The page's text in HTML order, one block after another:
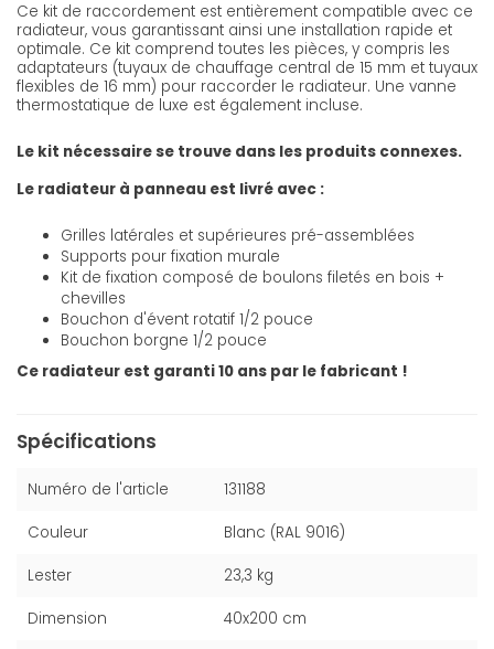
Ce kit de raccordement est entièrement compatible avec ce
radiateur, vous garantissant ainsi une installation rapide et
optimale. Ce kit comprend toutes les pièces, y compris les
adaptateurs (tuyaux de chauffage central de 15 mm et tuyaux
flexibles de 16 mm) pour raccorder le radiateur. Une vanne
thermostatique de luxe est également incluse.
Le kit nécessaire se trouve dans les produits connexes.
Le radiateur à panneau est livré avec :
Grilles latérales et supérieures pré-assemblées
Supports pour fixation murale
Kit de fixation composé de boulons filetés en bois +
chevilles
Bouchon d'évent rotatif 1/2 pouce
Bouchon borgne 1/2 pouce
Ce radiateur est garanti 10 ans par le fabricant !
Spécifications
Numéro de l'article 131188
Couleur Blanc (RAL 9016)
Lester 23,3 kg
Dimension 40x200 cm